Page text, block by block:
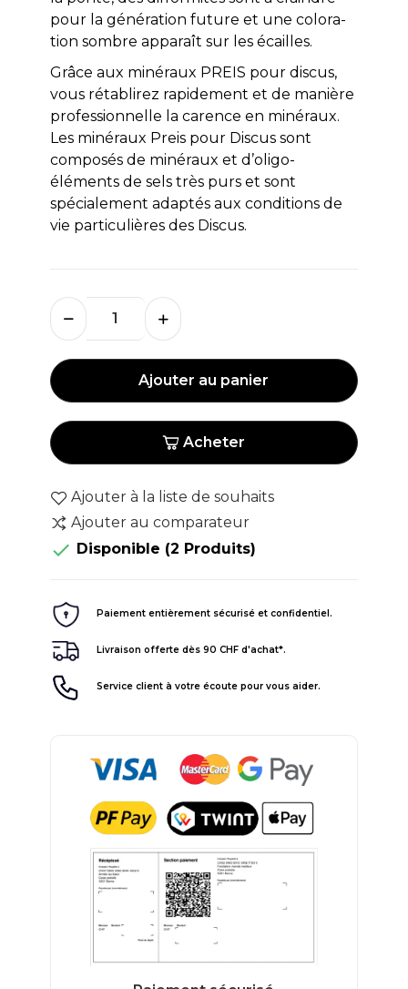
pour la génération future et une colo­ra­
tion sombre apparaît sur les écailles.
Grâce aux minéraux PREIS pour discus,
vous réta­bli­rez rapi­de­ment et de manière
professionnelle la carence en minéraux.
Les minéraux Preis pour Discus sont
composés de minéraux et d’oligo-
éléments de sels très purs et sont
spécialement adaptés aux conditions de
vie particulières des Discus.
Ajouter au panier
Acheter
Ajouter à la liste de souhaits
Ajouter au comparateur
 Disponible (2 Produits)
Paiement entièrement sécurisé et confidentiel.
Livraison offerte dès 90 CHF d'achat*.
Service client à votre écoute pour vous aider.